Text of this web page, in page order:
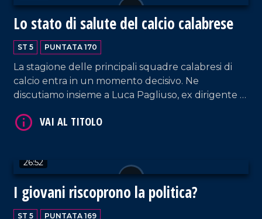
Lo stato di salute del calcio calabrese
ST 5 PUNTATA 170
La stagione delle principali squadre calabresi di
calcio entra in un momento decisivo. Ne
discutiamo insieme a Luca Pagliuso, ex dirigente di
giornalista della Gazzetta dello Sport.
26:52
I giovani riscoprono la politica?
ST 5 PUNTATA 169
VAI AL TITOLO